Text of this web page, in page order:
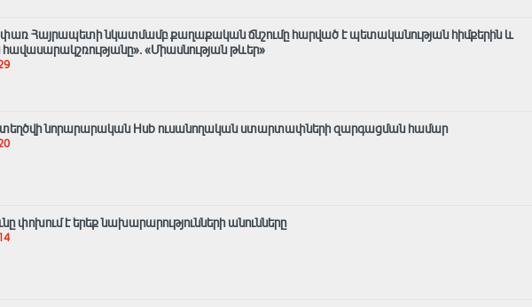
Հայրապետի նկատմամբ քաղաքական ճնշումը հարված է պետականության հիմքերին և
«Միասնության թևեր»
նորարարական Hub ուսանողական ստարտափների զարգացման համար
փոխում է երեք նախարարությունների անունները